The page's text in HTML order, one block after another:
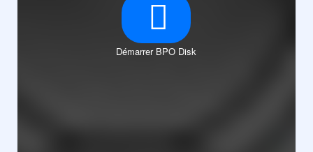
Démarrer BPO Disk